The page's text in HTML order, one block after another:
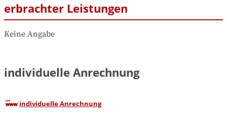
erbrachter Leistungen
Keine Angabe
individuelle Anrechnung
individuelle Anrechnung